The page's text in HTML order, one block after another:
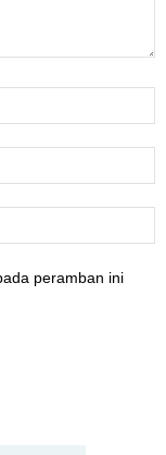
peramban ini